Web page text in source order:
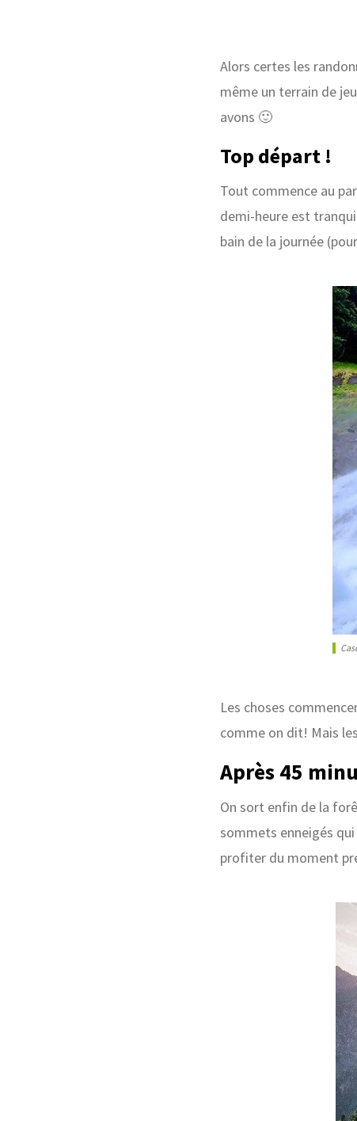
Alors certes les
même un terrain de
avons 🙂
Top départ !
Tout commence au
demi-heure est
bain de la journée
Les choses
comme on dit! Mais
Après 45
On sort enfin de la
sommets enneigés
profiter du moment